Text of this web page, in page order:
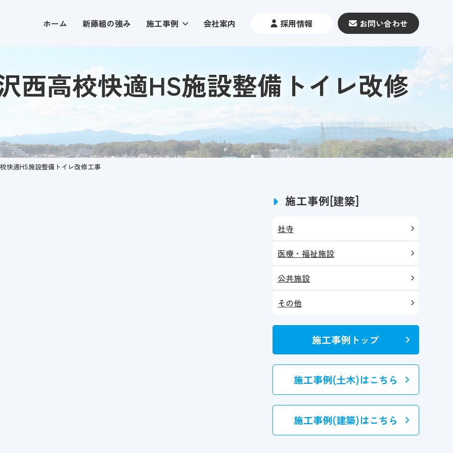
ホーム 新藤組の強み 施工事例 会社案内 採用情報 お問い合わせ
西高校快適HS施設整備トイレ改修
快適HS施設整備トイレ改修工事
施工事例[建築]
社寺
医療・福祉施設
公共施設
その他
施工事例トップ
施工事例(土木)はこちら
施工事例(建築)はこちら